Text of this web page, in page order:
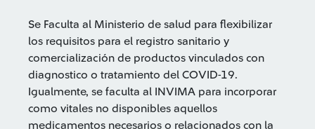
Se Faculta al Ministerio de salud para flexibilizar
los requisitos para el registro sanitario y
comercialización de productos vinculados con
diagnostico o tratamiento del COVID-19.
Igualmente, se faculta al INVIMA para incorporar
como vitales no disponibles aquellos
medicamentos necesarios o relacionados con la